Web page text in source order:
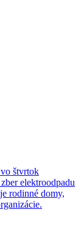
štvrtok
elektroodpadu
rodinné domy,